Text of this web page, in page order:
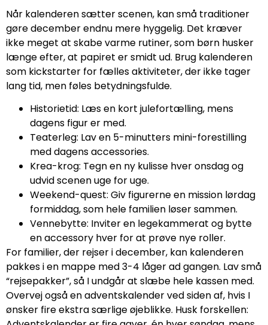
Når kalenderen sætter scenen, kan små traditioner
gøre december endnu mere hyggelig. Det kræver
ikke meget at skabe varme rutiner, som børn husker
længe efter, at papiret er smidt ud. Brug kalenderen
som kickstarter for fælles aktiviteter, der ikke tager
lang tid, men føles betydningsfulde.
Historietid: Læs en kort julefortælling, mens
dagens figur er med.
Teaterleg: Lav en 5-minutters mini-forestilling
med dagens accessories.
Krea-krog: Tegn en ny kulisse hver onsdag og
udvid scenen uge for uge.
Weekend-quest: Giv figurerne en mission lørdag
formiddag, som hele familien løser sammen.
Vennebytte: Inviter en legekammerat og bytte
en accessory hver for at prøve nye roller.
For familier, der rejser i december, kan kalenderen
pakkes i en mappe med 3-4 låger ad gangen. Lav små
“rejsepakker”, så I undgår at slæbe hele kassen med.
Overvej også en adventskalender ved siden af, hvis I
ønsker fire ekstra særlige øjeblikke. Husk forskellen: